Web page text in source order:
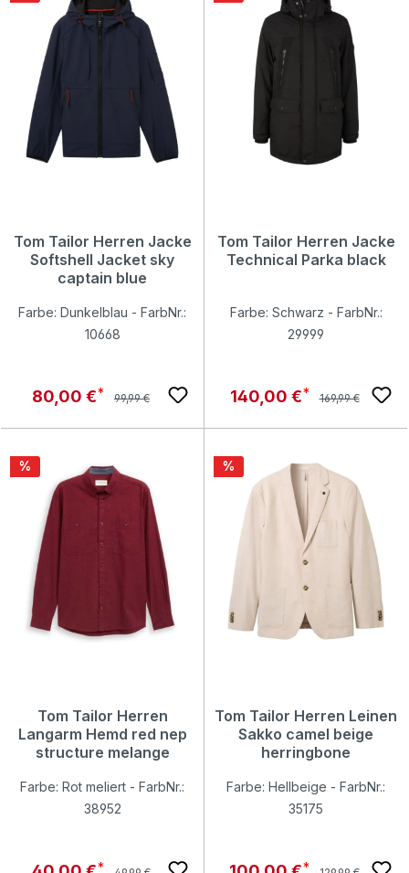
Tom Tailor Herren Jacke
Softshell Jacket sky
captain blue
Farbe: Dunkelblau - FarbNr.:
10668
Verkaufspreis:
80,00 € Regulärer Preis:
99,99 €
Tom Tailor Herren Jacke
Technical Parka black
Farbe: Schwarz - FarbNr.:
29999
Verkaufspreis:
140,00 € Regulärer Preis:
169,99 €
Rabatt
%
Tom Tailor Herren
Langarm Hemd red nep
structure melange
Farbe: Rot meliert - FarbNr.:
38952
Regulärer Preis:
Rabatt
%
Tom Tailor Herren Leinen
Sakko camel beige
herringbone
Farbe: Hellbeige - FarbNr.:
35175
Regulärer Preis: